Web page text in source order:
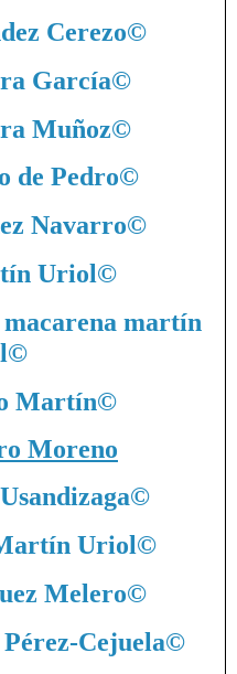
Cerezo©
García©
Muñoz©
de Pedro©
Navarro©
Uriol ©
martín
©
Martín©
Moreno
©
Uriol©
Melero©
Cejuela©